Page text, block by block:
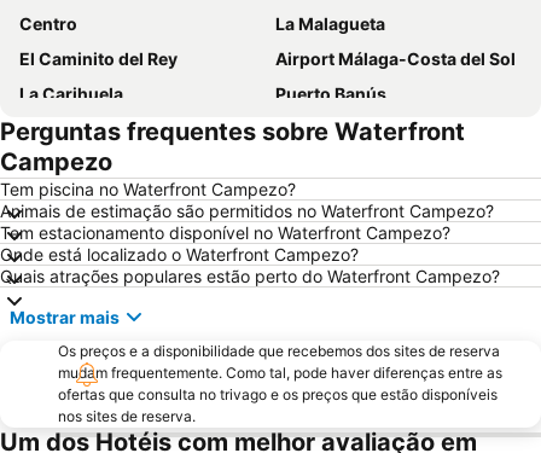
Centro
La Malagueta
El Caminito del Rey
Airport Málaga-Costa del Sol
La Carihuela
Puerto Banús
Playamar
Palacio de Ferias y Congresos de Málaga
Playa Guadalmina
La Nogalera
Centro Comercial Málaga Plaza
Puerto de Málaga
La Cala Resort
De la Misericordia
Cala del Moral
Torrequebrada
Pedregalejo
Nikki Beach
Centro histórico
San Pedro Alcántara
Nueva Andalucía
Huelin
Perguntas frequentes sobre Waterfront
Campezo
Tem piscina no Waterfront Campezo?
Animais de estimação são permitidos no Waterfront Campezo?
Tem estacionamento disponível no Waterfront Campezo?
Onde está localizado o Waterfront Campezo?
Quais atrações populares estão perto do Waterfront Campezo?
Mostrar mais
Os preços e a disponibilidade que recebemos dos sites de reserva
mudam frequentemente. Como tal, pode haver diferenças entre as
ofertas que consulta no trivago e os preços que estão disponíveis
nos sites de reserva.
Um dos Hotéis com melhor avaliação em